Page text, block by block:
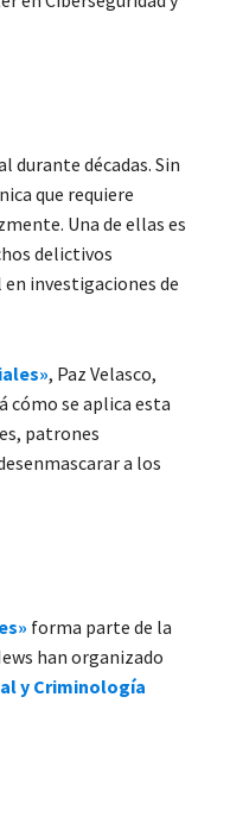
durante décadas. Sin
que requiere
Una de ellas es
delictivos
investigaciones de
, Paz Velasco,
se aplica esta
patrones
a los
forma parte de la
han organizado
y Criminología